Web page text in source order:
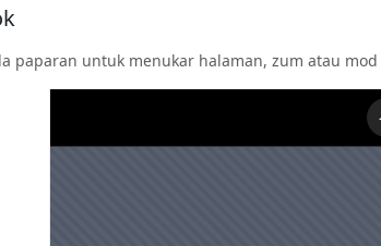
paparan untuk menukar halaman, zum atau